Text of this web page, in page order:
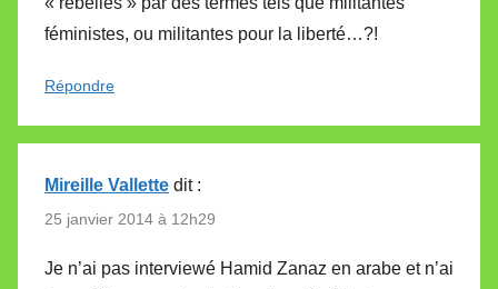
féministes, ou militantes pour la liberté…?!
Répondre
Mireille Vallette dit :
25 janvier 2014 à 12h29
Je n’ai pas interviewé Hamid Zanaz en arabe et n’ai